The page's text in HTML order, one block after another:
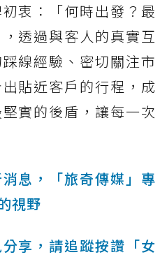
衷：「何時出發？最
透過與客人的真實互
線經驗、密切關注市
貼近客戶的行程，成
實的後盾，讓每一次
息，「旅奇傳媒」專
視野
享，請追蹤按讚「女